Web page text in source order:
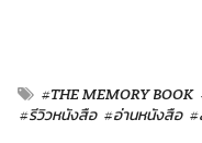
#THE MEMORY BOOK
#รีวิวหนังสือ #อ่านหนังสือ